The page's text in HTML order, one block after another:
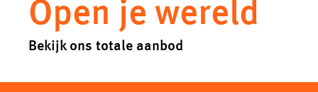
Open je wereld
Bekijk ons totale aanbod